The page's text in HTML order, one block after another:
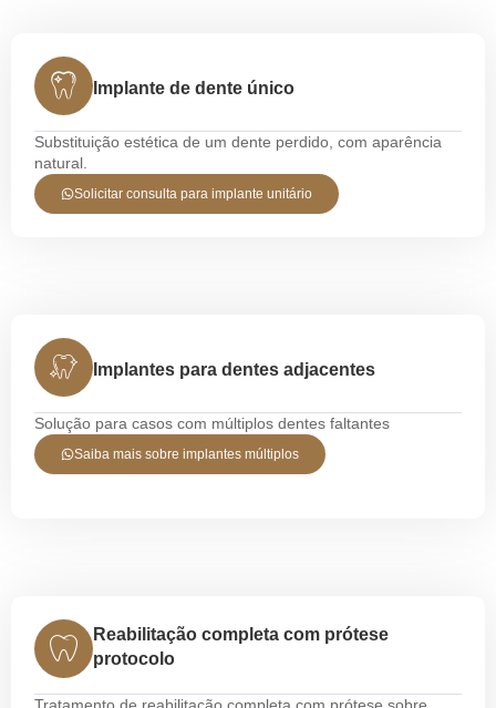
Implante de dente único
Substituição estética de um dente perdido, com aparência
natural.
Solicitar consulta para implante unitário
Implantes para dentes adjacentes
Solução para casos com múltiplos dentes faltantes
Saiba mais sobre implantes múltiplos
Reabilitação completa com prótese
protocolo